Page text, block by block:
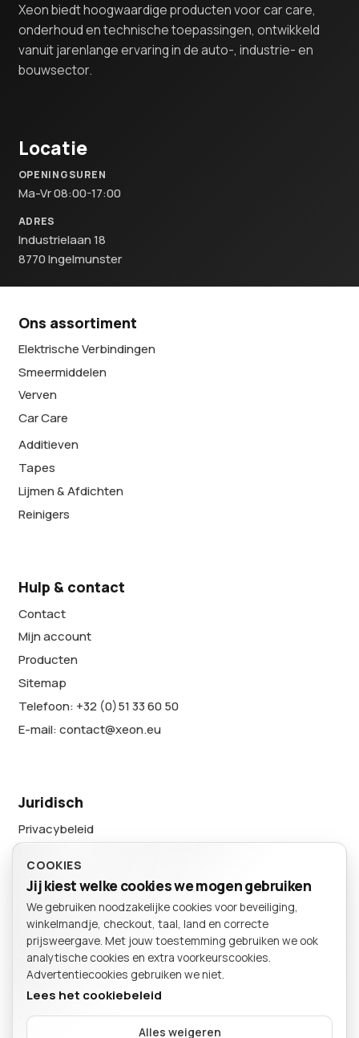
Xeon biedt hoogwaardige producten voor car care,
onderhoud en technische toepassingen, ontwikkeld
vanuit jarenlange ervaring in de auto-, industrie- en
bouwsector.
Locatie
OPENINGSUREN
Ma-Vr 08:00-17:00
ADRES
Industrielaan 18
8770 Ingelmunster
Ons assortiment
Elektrische Verbindingen
Smeermiddelen
Verven
Car Care
Additieven
Tapes
Lijmen & Afdichten
Reinigers
Hulp & contact
Contact
Mijn account
Producten
Sitemap
Telefoon: +32 (0)51 33 60 50
E-mail: contact@xeon.eu
Juridisch
Privacybeleid
Sitemap
Volg ons
Particulier Bedrijf
COOKIES
Jij kiest welke cookies we mogen gebruiken
We gebruiken noodzakelijke cookies voor beveiliging,
winkelmandje, checkout, taal, land en correcte
prijsweergave. Met jouw toestemming gebruiken we ook
analytische cookies en extra voorkeurscookies.
Advertentiecookies gebruiken we niet.
Lees het cookiebeleid
Alles weigeren
BESTELLING
Winkelmand